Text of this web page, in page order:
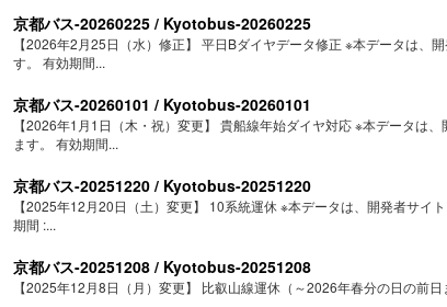
京都バス-20260225 / Kyotobus-20260225
【2026年2月25日（水）修正】 平日Bダイヤデータ修正 ※本データは、
す。 有効期間...
京都バス-20260101 / Kyotobus-20260101
【2026年1月1日（木・祝）変更】 貴船線年始ダイヤ対応 ※本データは
ます。 有効期間...
京都バス-20251220 / Kyotobus-20251220
【2025年12月20日（土）変更】 10系統運休 ※本データは、開発者サイ
期間 :...
京都バス-20251208 / Kyotobus-20251208
【2025年12月8日（月）変更】 比叡山線運休（～2026年春分の日の前